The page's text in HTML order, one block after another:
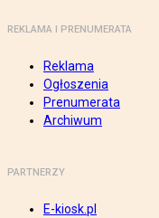
REKLAMA I PRENUMERATA
Reklama
Ogłoszenia
Prenumerata
Archiwum
PARTNERZY
E-kiosk.pl